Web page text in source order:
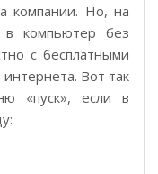
компании. Но, на
в компьютер без
с бесплатными
Вот так
«пуск», если в